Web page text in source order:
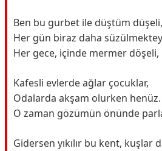
Ben bu gurbet ile düştüm düşeli,
Her gün biraz daha
Her gece, içinde mermer döşeli,
Kafesli evlerde ağlar çocuklar,
Odalarda akşam olurken henüz.
O zaman gözümün önünde
Gidersen yıkılır bu kent, kuşlar